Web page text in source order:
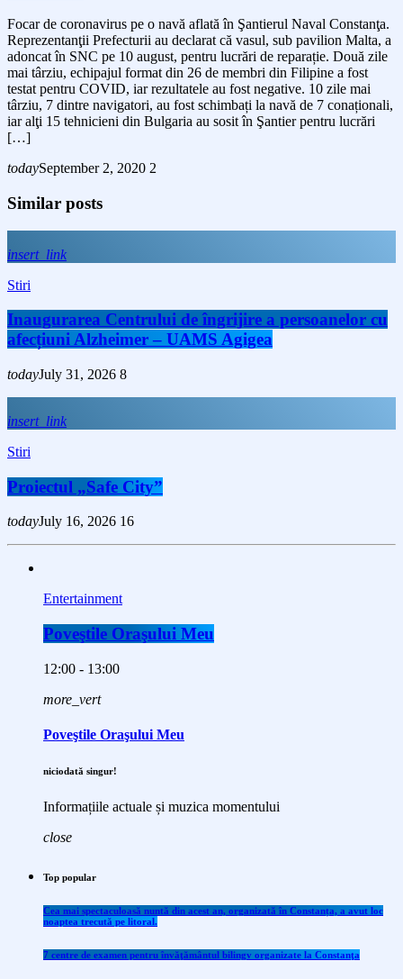
Focar de coronavirus pe o navă aflată în Şantierul Naval Constanţa.
Reprezentanţii Prefecturii au declarat că vasul, sub pavilion Malta, a
adoncat în SNC pe 10 august, pentru lucrări de reparație. Două zile
mai târziu, echipajul format din 26 de membri din Filipine a fost
testat pentru COVID, iar rezultatele au fost negative. 10 zile mai
târziu, 7 dintre navigatori, au fost schimbați la navă de 7 conaționali,
iar alţi 15 tehnicieni din Bulgaria au sosit în Şantier pentru lucrări
[…]
todaySeptember 2, 2020 2
Similar posts
insert_link
Stiri
Inaugurarea Centrului de îngrijire a persoanelor cu
afecțiuni Alzheimer – UAMS Agigea
todayJuly 31, 2026 8
insert_link
Stiri
Proiectul „Safe City”
todayJuly 16, 2026 16
Entertainment
Poveştile Oraşului Meu
12:00 - 13:00
more_vert
Poveştile Oraşului Meu
niciodată singur!
Informațiile actuale și muzica momentului
close
Top popular
Cea mai spectaculoasă nuntă din acest an, organizată în Constanța, a avut loc
noaptea trecută pe litoral.
7 centre de examen pentru învăţământul bilingv organizate la Constanţa